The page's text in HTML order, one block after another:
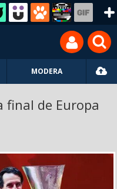
MODERA
final de Europa